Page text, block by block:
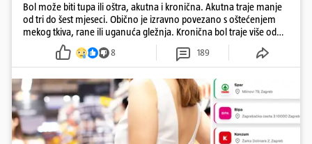
Bol može biti tupa ili oštra, akutna i kronična. Akutna traje manje
od tri do šest mjeseci. Obično je izravno povezano s oštećenjem
mekog tkiva, rane ili uganuća gležnja. Kronična bol traje više od
šest mjeseci
8 189